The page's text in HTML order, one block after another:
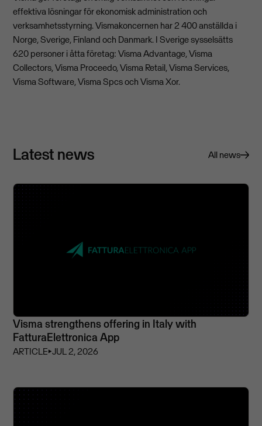
effektiva lösningar för ekonomisk administration och
verksamhetsstyrning. Vismakoncernen har 2 400 anställda i
Norge, Sverige, Finland och Danmark. I Sverige sysselsätts
620 personer i åtta företag: Visma Advantage, Visma
Collectors, Visma Proceedo, Visma Retail, Visma Services,
Visma Software, Visma Spcs och Visma Xor.
Latest news All news
Visma strengthens offering in Italy with
FatturaElettronica App
ARTICLE⏵JUL 2, 2026